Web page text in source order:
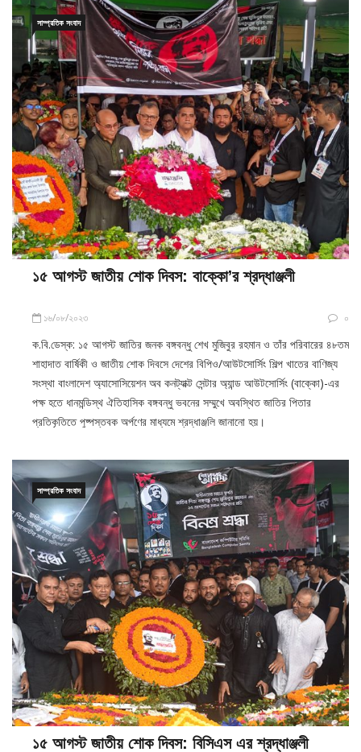
সাম্প্রতিক সংবাদ
১৫ আগস্ট জাতীয় শোক দিবস: বাক্কো’র শ্রদ্ধাঞ্জলী
ক.বি.ডেস্ক: ১৫ আগস্ট জাতির জনক বঙ্গবন্ধু শেখ মুজিবুর রহমান ও তাঁর পরিবারের ৪৮তম
শাহাদাত বার্ষিকী ও জাতীয় শোক দিবসে দেশের বিপিও/আউটসোর্সিং শিল্প খাতের বাণিজ্য
সংস্থা বাংলাদেশ অ্যাসোসিয়েশন অব কনট্যাক্ট সেন্টার অ্যান্ড আউটসোর্সিং (বাক্কো)-এর
পক্ষ হতে ধানমন্ডিস্থ ঐতিহাসিক বঙ্গবন্ধু ভবনের সম্মুখে অবস্থিত জাতির পিতার
প্রতিকৃতিতে পুষ্পস্তবক অর্পণের মাধ্যমে শ্রদ্ধাঞ্জলি জানানো হয়।
সাম্প্রতিক সংবাদ
১৫ আগস্ট জাতীয় শোক দিবস: বিসিএস এর শ্রদ্ধাঞ্জলী